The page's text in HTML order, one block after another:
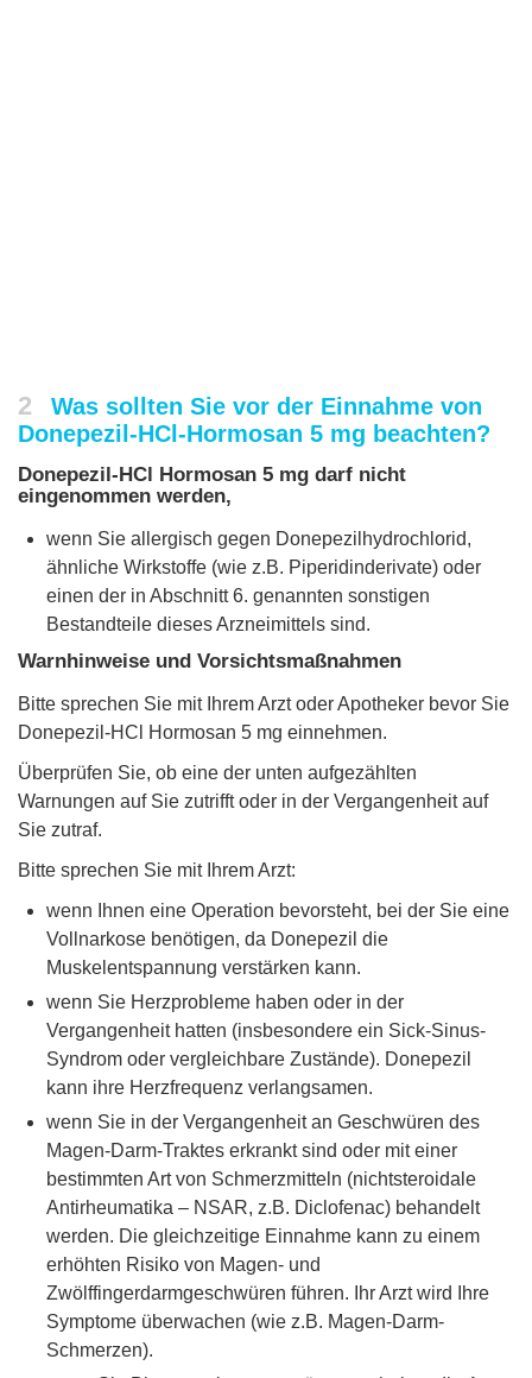
2
Was sollten Sie vor der Einnahme von
Donepezil-HCl-Hormosan 5 mg beachten?
Donepezil-HCl Hormosan 5 mg darf nicht
eingenommen werden,
wenn Sie allergisch gegen Donepezilhydrochlorid,
ähnliche Wirkstoffe (wie z.B. Piperidinderivate) oder
einen der in Abschnitt 6. genannten sonstigen
Bestandteile dieses Arzneimittels sind.
Warnhinweise und Vorsichtsmaßnahmen
Bitte sprechen Sie mit Ihrem Arzt oder Apotheker bevor Sie
Donepezil-HCl Hormosan 5 mg einnehmen.
Überprüfen Sie, ob eine der unten aufgezählten
Warnungen auf Sie zutrifft oder in der Vergangenheit auf
Sie zutraf.
Bitte sprechen Sie mit Ihrem Arzt:
wenn Ihnen eine Operation bevorsteht, bei der Sie eine
Vollnarkose benötigen, da Donepezil die
Muskelentspannung verstärken kann.
wenn Sie Herzprobleme haben oder in der
Vergangenheit hatten (insbesondere ein Sick-Sinus-
Syndrom oder vergleichbare Zustände). Donepezil
kann ihre Herzfrequenz verlangsamen.
wenn Sie in der Vergangenheit an Geschwüren des
Magen-Darm-Traktes erkrankt sind oder mit einer
bestimmten Art von Schmerzmitteln (nichtsteroidale
Antirheumatika – NSAR, z.B. Diclofenac) behandelt
werden. Die gleichzeitige Einnahme kann zu einem
erhöhten Risiko von Magen- und
Zwölffingerdarmgeschwüren führen. Ihr Arzt wird Ihre
Symptome überwachen (wie z.B. Magen-Darm-
Schmerzen).